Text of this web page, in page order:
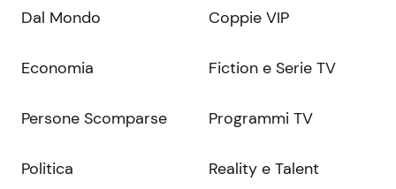
Dal Mondo
Economia
Persone Scomparse
Politica
Coppie VIP
Fiction e Serie TV
Programmi TV
Reality e Talent